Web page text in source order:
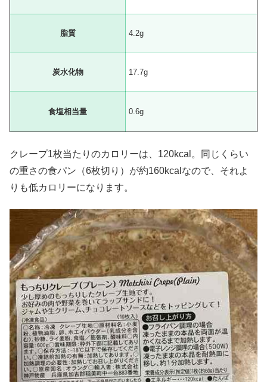
脂質 4.2g
炭水化物 17.7g
食塩相当量 0.6g
クレープ1枚当たりのカロリーは、120kcal。同じくらい
の重さの食パン（6枚切り）が約160kcalなので、それよ
りも低カロリーになります。